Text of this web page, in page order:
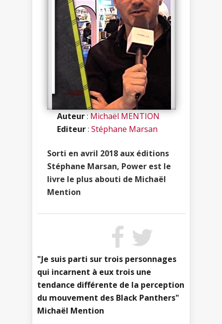
Auteur:Michaël MENTION
Editeur: Stéphane Marsan
Sorti en avril 2018 aux éditions
Stéphane Marsan, Power est le
livre le plus abouti de Michaël
Mention
"Je suis parti sur trois personnages
qui incarnent à eux trois une
tendance différente de la perception
du mouvement des Black Panthers"
Michaël Mention